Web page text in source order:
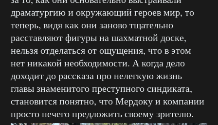
драматургию и окружающий героев мир, то
теперь, видя как они заново тщательно
расставляют фигуры на шахматной доске,
нельзя отделаться от ощущения, что в этом
нет никакой необходимости. А когда дело
доходит до рассказа про нелегкую жизнь
главы знаменитого преступного синдиката,
становится понятно, что Мердоку и компании
просто нечего предложить своему зрителю.